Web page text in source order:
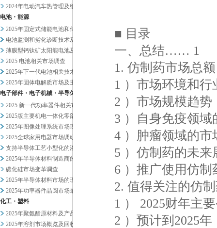
2024年电动汽车热管理及组件...
电池・能源
2025年固定式储能电池和储能...
电池监测和劣化诊断技术及服务当...
薄膜型钙钛矿太阳能电池及其他轻...
2025 电池相关市场调查
2025年下一代电池相关技术及...
2025年固体电解质市场及主要...
电子部件・电子机械・半导体
2025 新一代功率器件相关市...
2025版主要机电一体化零部件...
2025年图像处理系统市场现状...
2025全球家用电器市场调研
支持半导体工艺小型化的液体过滤...
2025年半导体材料制造商的业...
碳化硅市场变革调查
2025年半导体材料市场的现状...
2025年功率器件晶圆市场最新...
化工・塑料
2025年聚氨酯原材料及产品市...
2025年溶剂市场概览及回收相...
■ 目录
一、总结…… 1
1. 仿制药市场总
1 ）市场环境和
2 ）市场规模趋势
3 ）自身免疫领
4 ）肿瘤领域的
5 ）仿制药的未
6 ）推广使用仿
2. 值得关注的仿
1 ） 2025财年主
2 ）预计到2025